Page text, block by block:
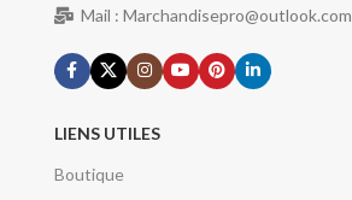
Mail : Marchandisepro@outlook.com
LIENS UTILES
Boutique